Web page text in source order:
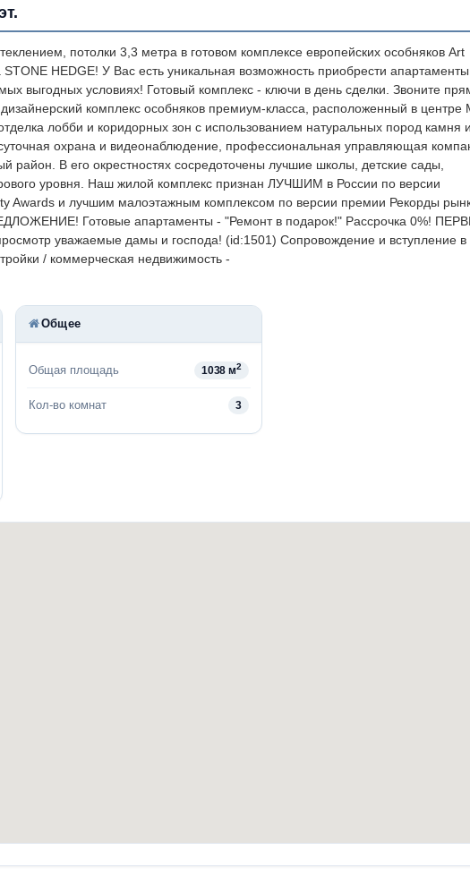
потолки 3,3 метра в готовом комплексе европейских особняков Art
HEDGE! У Вас есть уникальная возможность приобрести
выгодных условиях! Готовый комплекс - ключи в день сделки. Звоните
комплекс особняков премиум-класса, расположенный в центре
лобби и коридорных зон с использованием натуральных пород камня
охрана и видеонаблюдение, профессиональная управляющая
район. В его окрестностях сосредоточены лучшие школы, детские сады,
уровня. Наш жилой комплекс признан ЛУЧШИМ в России по версии
Awards и лучшим малоэтажным комплексом по версии премии Рекорды
Готовые апартаменты - "Ремонт в подарок!" Рассрочка 0%!
уважаемые дамы и господа! (id:1501) Сопровождение и вступление в
/ коммерческая недвижимость -
Общее
Общая площадь 1038 м2
Кол-во комнат 3